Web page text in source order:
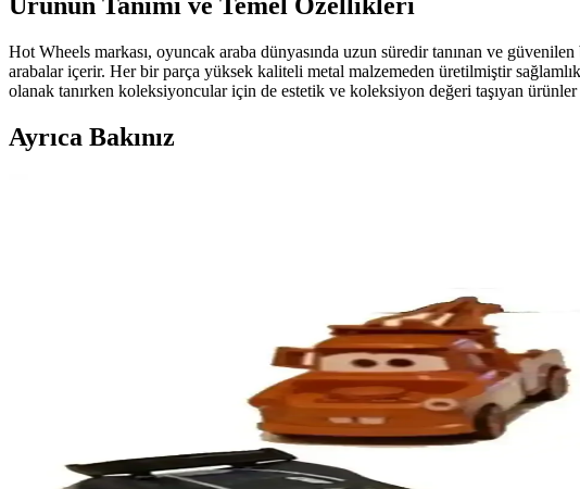
Hot Wheels markası, oyuncak araba dünyasında uzun süredir tanınan ve
arabalar içerir. Her bir parça yüksek kaliteli metal malzemeden üretilmiştir
olanak tanırken koleksiyoncular için de estetik ve koleksiyon değeri taşıyan ürünler
Ayrıca Bakınız
Hot Wheels 1806 Sinerjim 5'li araba seti, dayanıklı metal yapısı ve detaylı
PİLSAN Panther 12 V Uzaktan Kumandalı MP3 Çalarlı Akülü
PİLSAN Panther 12 V akülü araba, çocukların güvenli ve eğlenceli sürüş
Hot Wheels Oyuncak Arabalar Karşılaştırması: Mercedes-